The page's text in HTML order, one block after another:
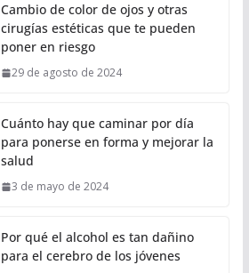
Cambio de color de ojos y otras
cirugías estéticas que te pueden
poner en riesgo
29 de agosto de 2024
Cuánto hay que caminar por día
para ponerse en forma y mejorar la
salud
3 de mayo de 2024
Por qué el alcohol es tan dañino
para el cerebro de los jóvenes